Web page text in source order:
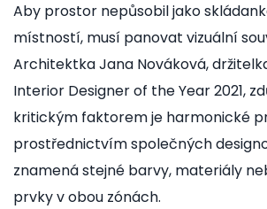
Aby prostor nepůsobil jako
místností, musí panovat vizuální
Architektka Jana Nováková,
Interior Designer of the Year 2021,
kritickým faktorem je harmonické
prostřednictvím společných
znamená stejné barvy, materiály
prvky v obou zónách.